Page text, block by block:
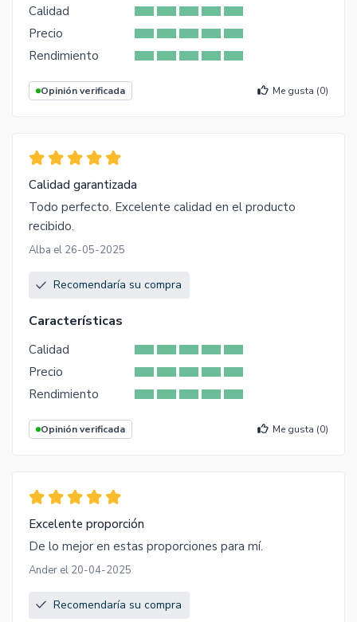
Calidad
Precio
Rendimiento
Opinión verificada Me gusta (0)
Calidad garantizada
Todo perfecto. Excelente calidad en el producto
recibido.
Alba el 26-05-2025
Recomendaría su compra
Características
Calidad
Precio
Rendimiento
Opinión verificada Me gusta (0)
Excelente proporción
De lo mejor en estas proporciones para mí.
Ander el 20-04-2025
Recomendaría su compra